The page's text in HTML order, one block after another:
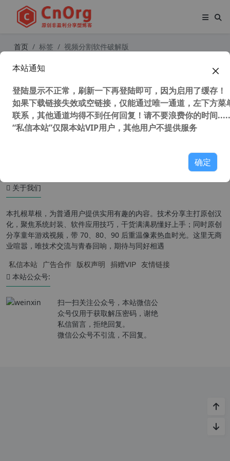
首页 标签 视频分割软件破解版
关于我们
本扎根草根，为普通用户提供实用有趣的内容。技术分享主打原创汉
化，聚焦系统封装、软件应用技巧，干货满满易懂好上手；同时原创
分享童年游戏视频，带 70、80、90 后重温像素热血时光。这里无商
业喧嚣，唯技术交流与青春回响，期待与同好相遇
私信本站 广告合作 版权声明 捐赠VIP 友情链接
本站公众号:
扫一扫关注公众号，本站微信公
众号仅用于获取解压密码，谢绝
私信留言，拒绝回复。
微信公众号不引流，不回复。
本站通知
登陆显示不正常，刷新一下再登陆即可，因为启用了缓存！
如果下载链接失效或空链接，仅能通过唯一通道，左下方菜
联系，其他通道均得不到任何回复！请不要浪费你的时间
“私信本站”仅限本站VIP用户，其他用户不提供服务
确定